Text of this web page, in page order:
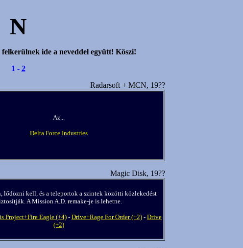
N
ide a neveddel együtt! Köszi!
1 - 2
Radarsoft + MCN, 19??
Az...
Delta Force Industries
Magic Disk, 19??
lődözni kell, és a teleportok a szintek közötti közlekedést
A Mission A.D. remake-je is lehetne.
Project+Fire Eagle (+4)- Drive+Rage For Order (+2) - Drive
(+2)